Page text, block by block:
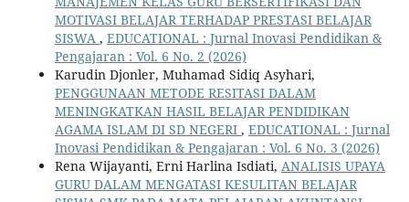
MOTIVASI BELAJAR TERHADAP PRESTASI BELAJAR
SISWA , EDUCATIONAL : Jurnal Inovasi Pendidikan &
Pengajaran : Vol. 6 No. 2 (2026)
Karudin Djonler, Muhamad Sidiq Asyhari,
PENGGUNAAN METODE RESITASI DALAM
MENINGKATKAN HASIL BELAJAR PENDIDIKAN
AGAMA ISLAM DI SD NEGERI , EDUCATIONAL : Jurnal
Inovasi Pendidikan & Pengajaran : Vol. 6 No. 3 (2026)
Rena Wijayanti, Erni Harlina Isdiati, ANALISIS UPAYA
GURU DALAM MENGATASI KESULITAN BELAJAR